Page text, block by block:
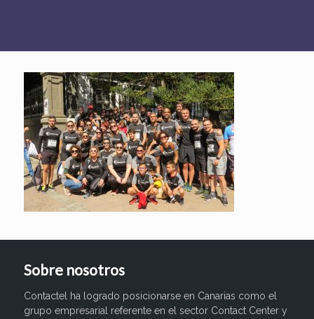
Sobre nosotros
Contactel ha logrado posicionarse en Canarias como el
grupo empresarial referente en el sector Contact Center y